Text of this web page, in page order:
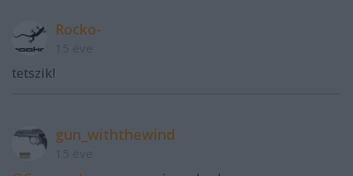
Rocko-
tetszik!
gun_withthewind